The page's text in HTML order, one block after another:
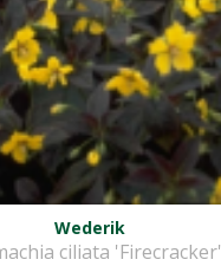
Wederik
ciliata 'Firecracker'